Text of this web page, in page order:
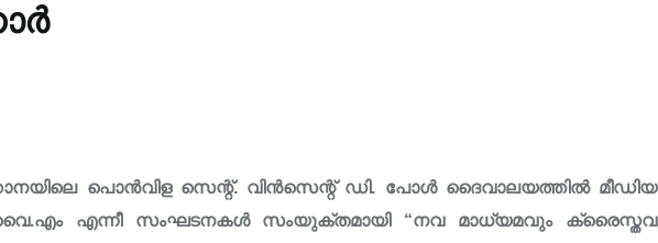
പൊൻവിള സെന്റ്. വിൻസെന്റ് ഡി. പോൾ ദൈവാലയത്തിൽ മീഡിയ
എന്നീ സംഘടനകൾ സംയുക്തമായി “നവ മാധ്യമവും ക്രൈസ്തവ